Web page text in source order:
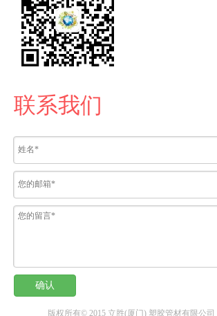
联系我们
确认
版权所有© 2015 立胜(厦门) 塑胶管材有限公司